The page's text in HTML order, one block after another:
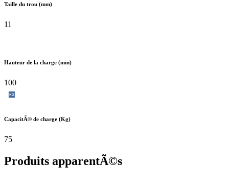
Taille du trou (mm)
11
Hauteur de la charge (mm)
100
CapacitÃ© de charge (Kg)
75
Produits apparentÃ©s